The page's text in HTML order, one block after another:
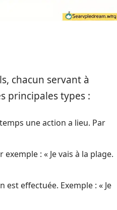
chacun servant à
principales types :
une action a lieu. Par
: « Je vais à la plage.
effectuée. Exemple : « Je